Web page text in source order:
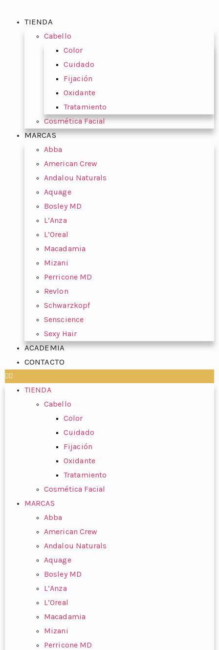
TIENDA
Cabello
Color
Cuidado
Fijación
Oxidante
Tratamiento
Cosmética Facial
MARCAS
Abba
American Crew
Andalou Naturals
Aquage
Bosley MD
L’Anza
L’Oreal
Macadamia
Mizani
Perricone MD
Revlon
Schwarzkopf
Senscience
Sexy Hair
ACADEMIA
CONTACTO
TIENDA
Cabello
Color
Cuidado
Fijación
Oxidante
Tratamiento
Cosmética Facial
MARCAS
Abba
American Crew
Andalou Naturals
Aquage
Bosley MD
L’Anza
L’Oreal
Macadamia
Mizani
Perricone MD